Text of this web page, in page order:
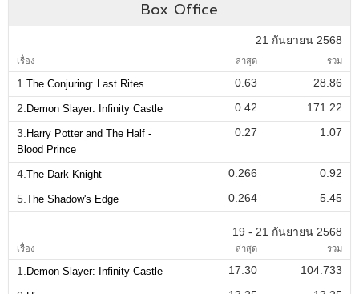
Box Office
21 กันยายน 2568
เรื่อง ล่าสุด รวม
1. The Conjuring: Last Rites 0.63
28.86
2. Demon Slayer: Infinity Castle 0.42
171.22
3. Harry Potter and The Half -
Blood Prince
0.27 1.07
4. The Dark Knight 0.266
0.92
5. The Shadow's Edge 0.264 5.45
19 - 21 กันยายน 2568
เรื่อง ล่าสุด รวม
1. Demon Slayer: Infinity Castle 17.30
104.733